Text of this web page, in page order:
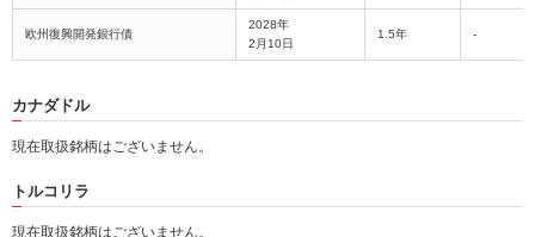
欧州復興開発銀行債
2028年
2月10日
1.5年 -
カナダドル
現在取扱銘柄はございません。
トルコリラ
現在取扱銘柄はございません。